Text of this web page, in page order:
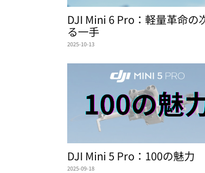
DJI Mini 6 Pro：軽量革命の
る一手
2025-10-13
DJI Mini 5 Pro：100の魅力
2025-09-18